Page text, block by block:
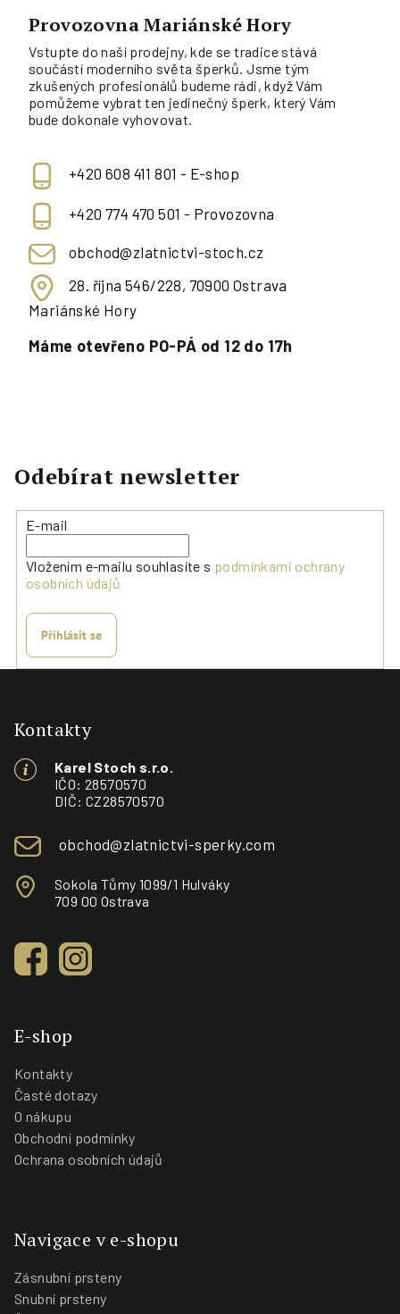
Provozovna Mariánské Hory
Vstupte do naší prodejny, kde se tradice stává
součástí moderního světa šperků. Jsme tým
zkušených profesionálů budeme rádi, když Vám
pomůžeme vybrat ten jedinečný šperk, který Vám
bude dokonale vyhovovat.
+420 608 411 801 - E-shop
+420 774 470 501 - Provozovna
obchod@zlatnictvi-stoch.cz
28. října 546/228, 70900 Ostrava
Mariánské Hory
Máme otevřeno PO-PÁ od 12 do 17h
Odebírat newsletter
E-mail
Vložením e-mailu souhlasíte s podmínkami ochrany
osobních údajů
Přihlásit se
Kontakty
Karel Stoch s.r.o.
IČO: 28570570
DIČ: CZ28570570
obchod@zlatnictvi-sperky.com
Sokola Tůmy 1099/1 Hulváky
709 00 Ostrava
E-shop
Kontakty
Časté dotazy
O nákupu
Obchodní podmínky
Ochrana osobních údajů
Navigace v e-shopu
Zásnubní prsteny
Snubní prsteny